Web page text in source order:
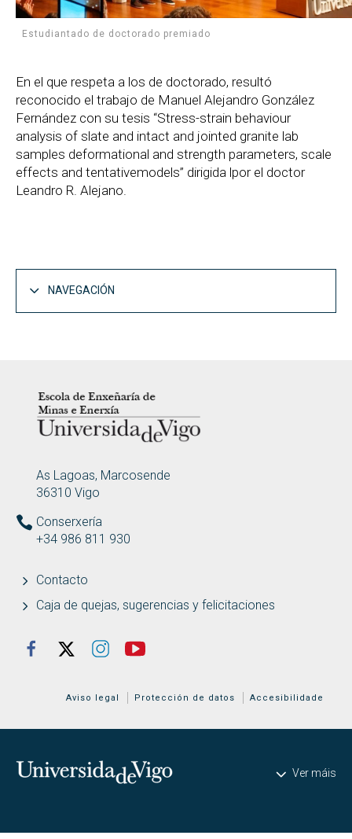
Estudiantado de doctorado premiado
En el que respeta a los de doctorado, resultó
reconocido el trabajo de Manuel Alejandro González
Fernández con su tesis “Stress-strain behaviour
analysis of slate and intact and jointed granite lab
samples deformational and strength parameters, scale
effects and tentativemodels” dirigida lpor el doctor
Leandro R. Alejano.
NAVEGACIÓN
LOGOTIPO
ENDEREZO
As Lagoas, Marcosende
36310 Vigo
Conserxería
+34 986 811 930
Contacto
Caja de quejas, sugerencias y felicitaciones
REDES SOCIAIS
FacebookTwitterInstagramYoutube
Aviso legal Protección de datos Accesibilidade
Universidade de Vigo Ver máis